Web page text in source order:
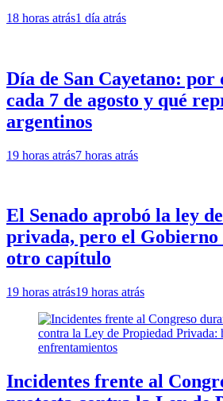
18 horas atrás1 día atrás
Día de San Cayetano: por
cada 7 de agosto y qué
argentinos
19 horas atrás7 horas atrás
El Senado aprobó la ley
privada, pero el
otro capítulo
19 horas atrás19 horas atrás
Incidentes frente al